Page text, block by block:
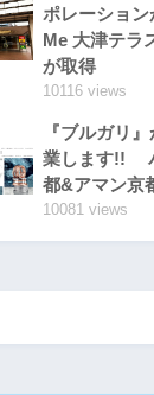
ポレーショ
Me 大津テラ
が取得
10116 views
『ブルガリ
業します!!
都&アマン京
10081 views